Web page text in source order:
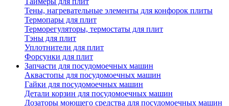
Тены, нагревательные элементы для конфорок плиты
Термопары для плит
Терморегуляторы, термостаты для плит
Тэны для плит
Уплотнители для плит
Форсунки для плит
Запчасти для посудомоечных машин
Аквастопы для посудомоечных машин
Гайки для посудомоечных машин
Детали корзин для посудомоечных машин
Дозаторы моющего средства для посудомоечных машин